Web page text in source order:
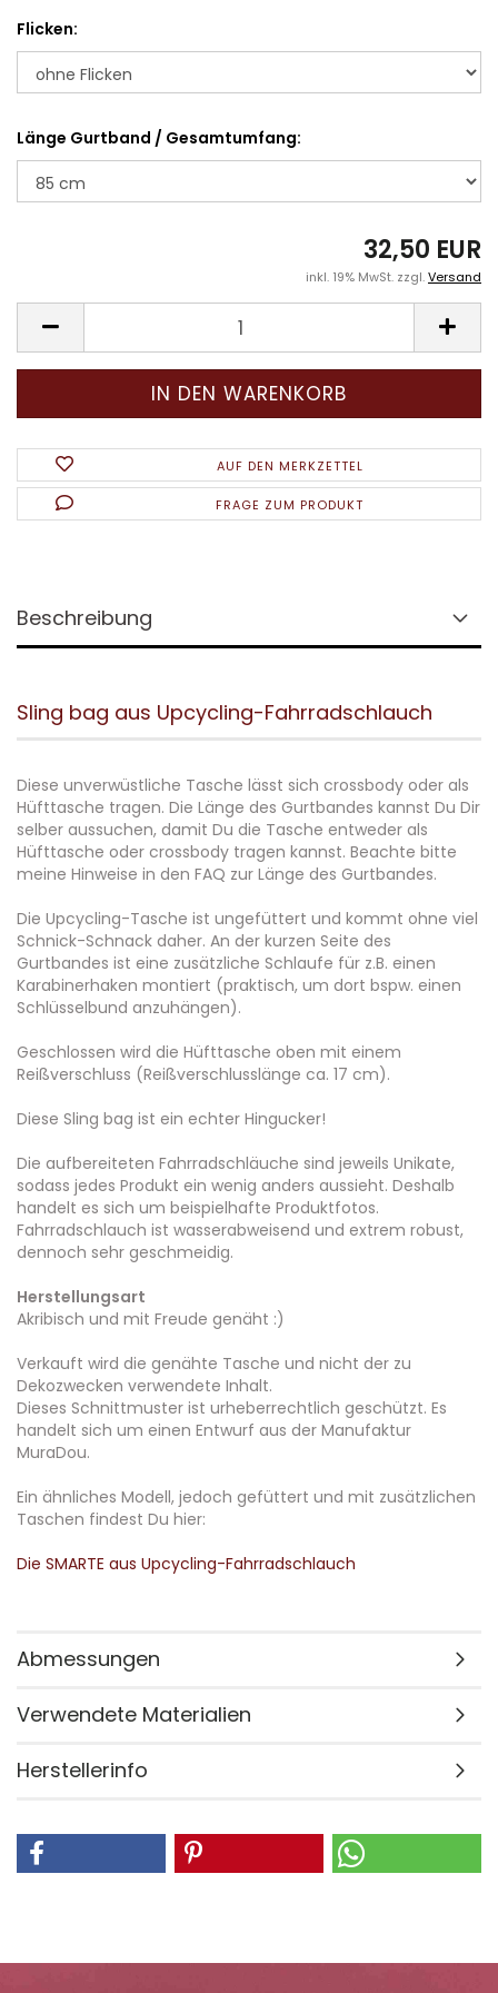
Flicken:
Länge Gurtband / Gesamtumfang:
32,50 EUR
inkl. 19% MwSt. zzgl.Versand
AUF DEN MERKZETTEL
FRAGE ZUM PRODUKT
Beschreibung
Sling bag aus Upcycling-Fahrradschlauch
Diese unverwüstliche Tasche lässt sich crossbody oder als
Hüfttasche tragen. Die Länge des Gurtbandes kannst Du Dir
selber aussuchen, damit Du die Tasche entweder als
Hüfttasche oder crossbody tragen kannst. Beachte bitte
meine Hinweise in den FAQ zur Länge des Gurtbandes.
Die Upcycling-Tasche ist ungefüttert und kommt ohne viel
Schnick-Schnack daher. An der kurzen Seite des
Gurtbandes ist eine zusätzliche Schlaufe für z.B. einen
Karabinerhaken montiert (praktisch, um dort bspw. einen
Schlüsselbund anzuhängen).
Geschlossen wird die Hüfttasche oben mit einem
Reißverschluss (Reißverschlusslänge ca. 17 cm).
Diese Sling bag ist ein echter Hingucker!
Die aufbereiteten Fahrradschläuche sind jeweils Unikate,
sodass jedes Produkt ein wenig anders aussieht. Deshalb
handelt es sich um beispielhafte Produktfotos.
Fahrradschlauch ist wasserabweisend und extrem robust,
dennoch sehr geschmeidig.
Herstellungsart
Akribisch und mit Freude genäht :)
Verkauft wird die genähte Tasche und nicht der zu
Dekozwecken verwendete Inhalt.
Dieses Schnittmuster ist urheberrechtlich geschützt. Es
handelt sich um einen Entwurf aus der Manufaktur
MuraDou.
Ein ähnliches Modell, jedoch gefüttert und mit zusätzlichen
Taschen findest Du hier:
Die SMARTE aus Upcycling-Fahrradschlauch
Abmessungen
Verwendete Materialien
Herstellerinfo